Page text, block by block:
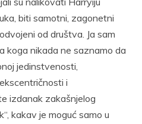
biti samotni, zagonetni
od društva. Ja sam
koga nikada ne saznamo da
jedinstvenosti,
i
izdanak zakašnjelog
kakav je moguć samo u